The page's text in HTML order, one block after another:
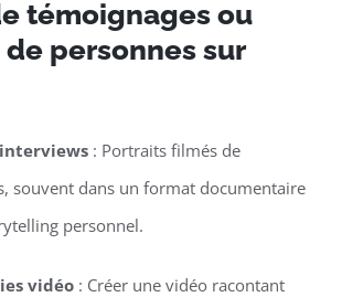
témoignages ou
personnes sur
: Portraits filmés de
souvent dans un format documentaire
personnel.
vidéo: Créer une vidéo racontant